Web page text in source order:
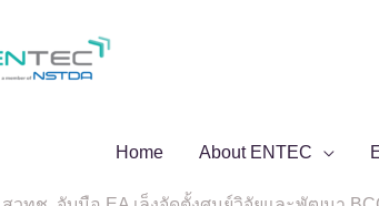
Home About ENTEC